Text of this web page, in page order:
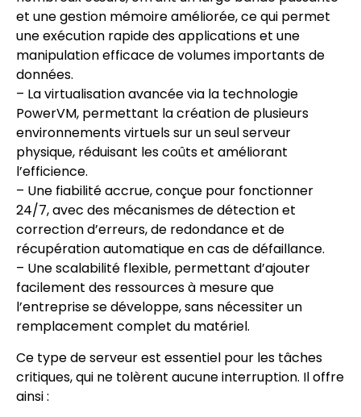
et une gestion mémoire améliorée, ce qui permet
une exécution rapide des applications et une
manipulation efficace de volumes importants de
données.
– La virtualisation avancée via la technologie
PowerVM, permettant la création de plusieurs
environnements virtuels sur un seul serveur
physique, réduisant les coûts et améliorant
l’efficience.
– Une fiabilité accrue, conçue pour fonctionner
24/7, avec des mécanismes de détection et
correction d’erreurs, de redondance et de
récupération automatique en cas de défaillance.
– Une scalabilité flexible, permettant d’ajouter
facilement des ressources à mesure que
l’entreprise se développe, sans nécessiter un
remplacement complet du matériel.
Ce type de serveur est essentiel pour les tâches
critiques, qui ne tolèrent aucune interruption. Il offre
ainsi :